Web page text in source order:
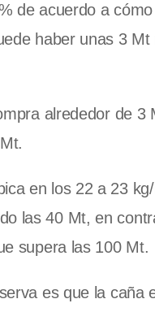
de acuerdo a
haber unas 3
alrededor de
en los 22 a 23
las 40 Mt, en
supera las 100 Mt.
es que la caña